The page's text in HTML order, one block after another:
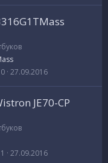
0 27.09.2016
JE70-CP
1 27.09.2016